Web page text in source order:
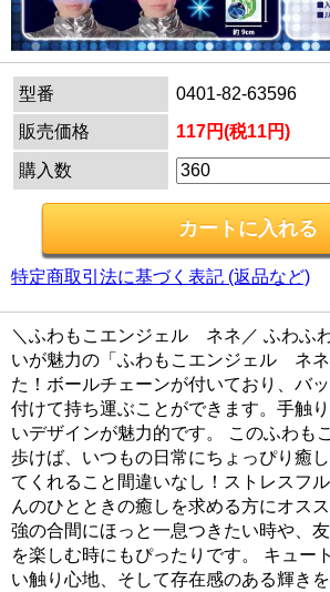
型番
0401-82-63596
販売価格
117円(税11円)
購入数
特定商取引法に基づく表記 (返品など)
＼ふわもこエンジェル ネネ／ ふわふ
いが魅力の「ふわもこエンジェル ネ
た！ボールチェーンが付いており、バ
付けて持ち運ぶことができます。手触
いデザインが魅力的です。 このふわも
歩けば、いつもの日常にちょっぴり癒
てくれること間違いなし！ストレスフ
んのひとときの癒しを求める方にオス
強の合間にほっと一息つきたい時や、
を楽しむ時にもぴったりです。 キュー
い触り心地、そして存在感のある輝き